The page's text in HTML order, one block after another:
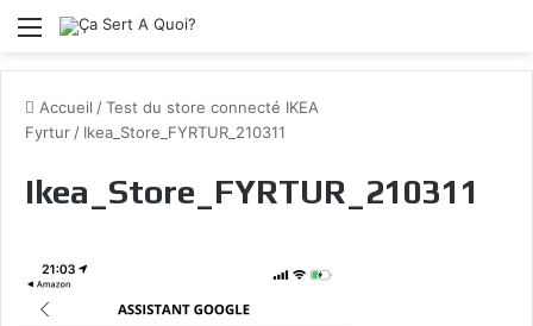
Menu
Accueil /Test du store connecté IKEA
Fyrtur / Ikea_Store_FYRTUR_210311
Ikea_Store_FYRTUR_210311